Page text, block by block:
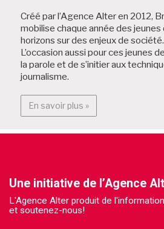
Créé par l’Agence Alter en 2012,
mobilise chaque année des jeunes
horizons sur des enjeux de société.
L’occasion aussi pour ces jeunes
la parole et de s’initier aux
journalisme.
En savoir plus »En savoir plus :
Une initiative de l’Agence
L'Agence Alter produit de
et soutenez-nous!